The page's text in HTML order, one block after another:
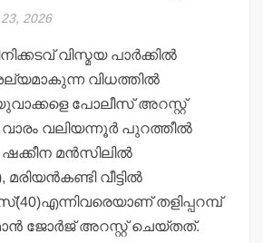
2026
വിസ്മയ പാര്‍ക്കില്‍
വിധത്തില്‍
പോലീസ് അറസ്റ്റ്
വലിയന്നൂര്‍ പുറത്തീല്‍
മന്‍സിലില്‍
വീട്ടില്‍
തളിപ്പറമ്പ്
ജോര്‍ജ് അറസ്റ്റ് ചെയ്തത്.